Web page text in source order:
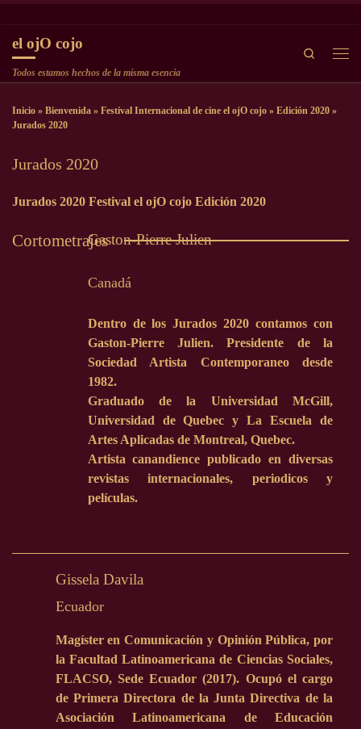
el ojO cojo
Todos estamos hechos de la misma esencia
Search
Inicio » Bienvenida » Festival Internacional de cine el ojO cojo » Edición 2020 »
Jurados 2020
Jurados 2020
Jurados 2020 Festival el ojO cojo Edición 2020
CortometrajesGaston-Pierre Julien
Canadá
Dentro de los Jurados 2020 contamos con
Gaston-Pierre Julien. Presidente de la
Sociedad Artista Contemporaneo desde
1982.
Graduado de la Universidad McGill,
Universidad de Quebec y La Escuela de
Artes Aplicadas de Montreal, Quebec.
Artista canandience publicado en diversas
revistas internacionales, periodicos y
películas.
Gissela Davila
Ecuador
Magíster en Comunicación y Opinión Pública, por
la Facultad Latinoamericana de Ciencias Sociales,
FLACSO, Sede Ecuador (2017). Ocupó el cargo
de Primera Directora de la Junta Directiva de la
Asociación Latinoamericana de Educación